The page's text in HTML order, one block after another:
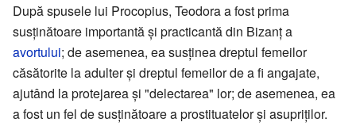
După spusele lui Procopius, Teodora a fost prima
susținătoare importantă și practicantă din Bizanț a
avortului; de asemenea, ea susținea dreptul femeilor
căsătorite la adulter și dreptul femeilor de a fi angajate,
ajutând la protejarea și "delectarea" lor; de asemenea, ea
a fost un fel de susținătoare a prostituatelor și asupriților.